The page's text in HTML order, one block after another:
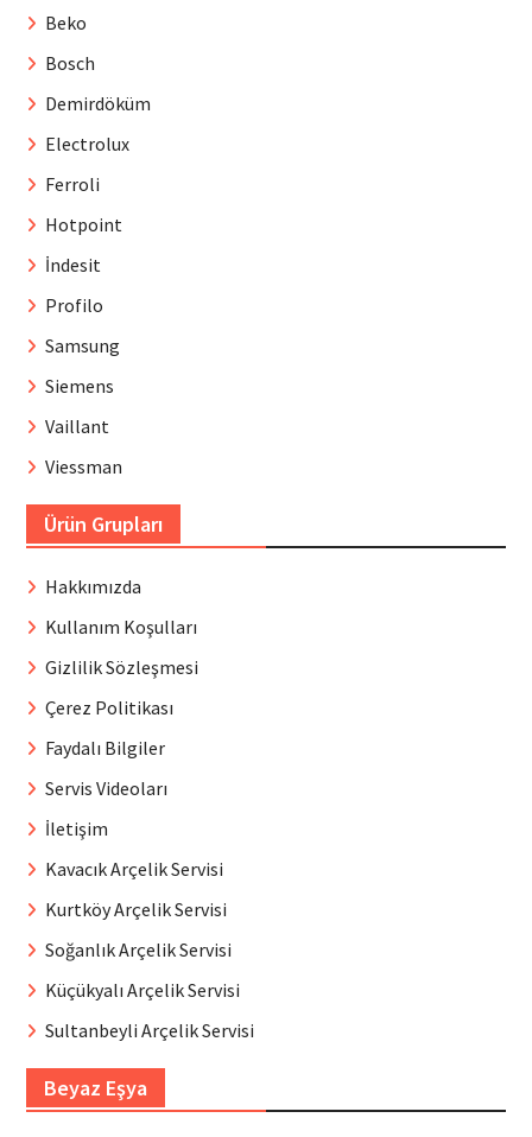
Beko
Bosch
Demirdöküm
Electrolux
Ferroli
Hotpoint
İndesit
Profilo
Samsung
Siemens
Vaillant
Viessman
Ürün Grupları
Hakkımızda
Kullanım Koşulları
Gizlilik Sözleşmesi
Çerez Politikası
Faydalı Bilgiler
Servis Videoları
İletişim
Kavacık Arçelik Servisi
Kurtköy Arçelik Servisi
Soğanlık Arçelik Servisi
Küçükyalı Arçelik Servisi
Sultanbeyli Arçelik Servisi
Beyaz Eşya